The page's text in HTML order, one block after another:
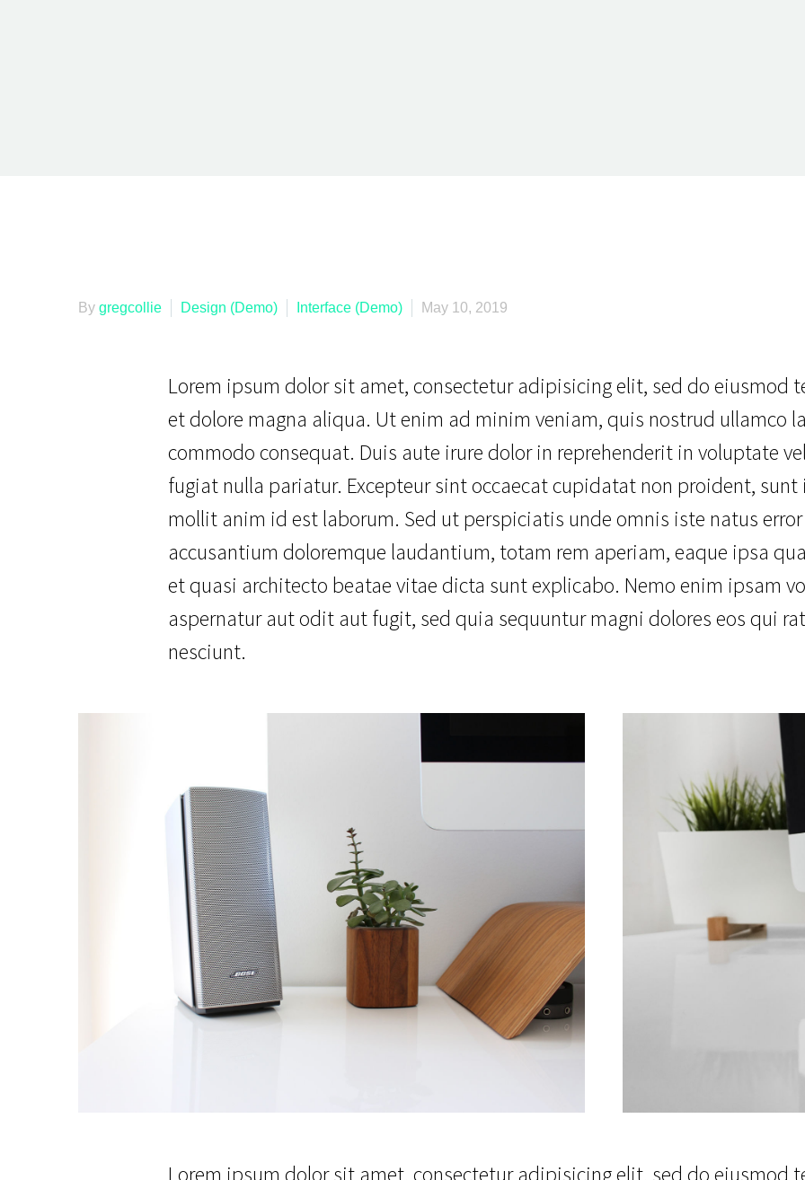
By gregcollie Design (Demo) Interface (Demo) May 10, 2019
Lorem ipsum dolor sit amet, consectetur adipisicing elit, sed do eiusmod
et dolore magna aliqua. Ut enim ad minim veniam, quis nostrud ullamco
commodo consequat. Duis aute irure dolor in reprehenderit in voluptate
fugiat nulla pariatur. Excepteur sint occaecat cupidatat non proident,
mollit anim id est laborum. Sed ut perspiciatis unde omnis iste natus
accusantium doloremque laudantium, totam rem aperiam, eaque ipsa
et quasi architecto beatae vitae dicta sunt explicabo. Nemo enim ipsam
aspernatur aut odit aut fugit, sed quia sequuntur magni dolores eos qui
nesciunt.
Lorem ipsum dolor sit amet, consectetur adipisicing elit, sed do eiusmod